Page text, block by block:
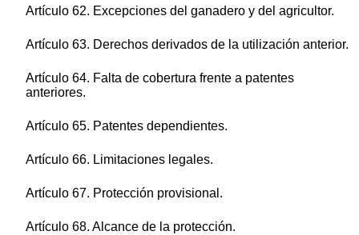
Artículo 62. Excepciones del ganadero y del agricultor.
Artículo 63. Derechos derivados de la utilización anterior.
Artículo 64. Falta de cobertura frente a patentes
anteriores.
Artículo 65. Patentes dependientes.
Artículo 66. Limitaciones legales.
Artículo 67. Protección provisional.
Artículo 68. Alcance de la protección.